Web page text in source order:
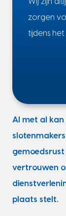
zorgen
tijdens
Al met al kan
vertrouwen
plaats stelt.